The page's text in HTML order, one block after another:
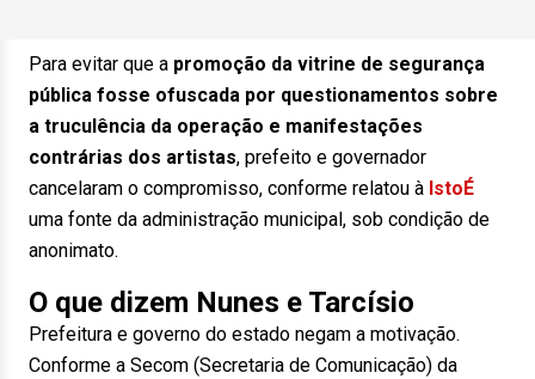
Para evitar que a promoção da vitrine de segurança
pública fosse ofuscada por questionamentos sobre
a truculência da operação e manifestações
contrárias dos artistas, prefeito e governador
cancelaram o compromisso, conforme relatou à IstoÉ
uma fonte da administração municipal, sob condição de
anonimato.
O que dizem Nunes e Tarcísio
Prefeitura e governo do estado negam a motivação.
Conforme a Secom (Secretaria de Comunicação) da